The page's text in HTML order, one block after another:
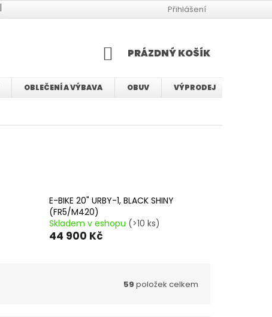
JAK VYBRAT VELIKOST KOLA
Přihlášení
NÁKUPNÍ
PRÁZDNÝ KOŠÍK
OBLEČENÍ A VÝBAVA OBUV VÝPRODEJ
E-BIKE 20" URBY-1, BLACK SHINY
(FR5/M420)
Skladem v eshopu (>10 ks)
44 900 Kč
59 položek celkem